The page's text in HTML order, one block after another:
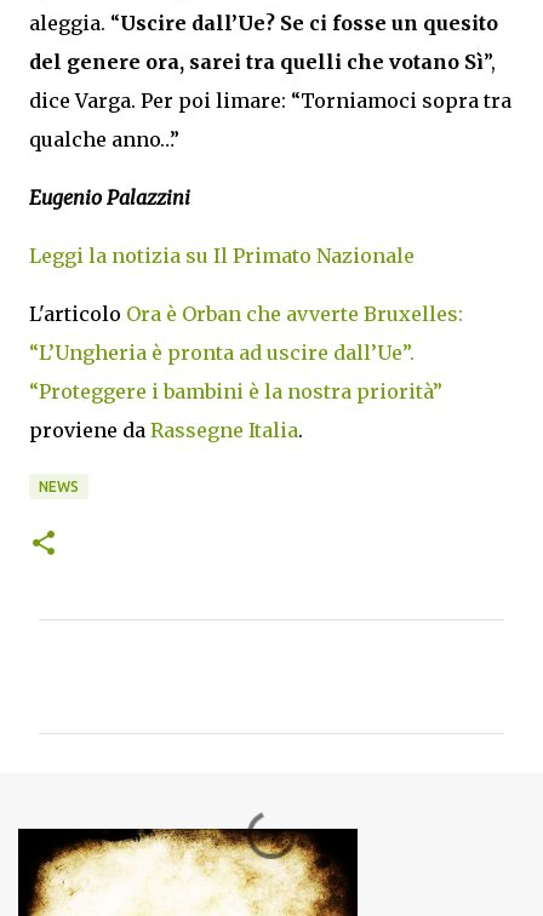
aleggia. “Uscire dall’Ue? Se ci fosse un quesito
del genere ora, sarei tra quelli che votano Sì”,
dice Varga. Per poi limare: “Torniamoci sopra tra
qualche anno…”
Eugenio Palazzini
Leggi la notizia su Il Primato Nazionale
L'articolo Ora è Orban che avverte Bruxelles:
“L’Ungheria è pronta ad uscire dall’Ue”.
“Proteggere i bambini è la nostra priorità”
proviene da Rassegne Italia.
NEWS
n
t
i